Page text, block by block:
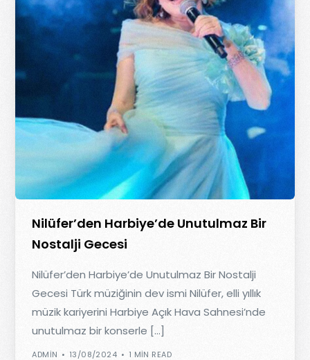
Nilüfer’den Harbiye’de Unutulmaz Bir
Nostalji Gecesi
Nilüfer’den Harbiye’de Unutulmaz Bir Nostalji
Gecesi Türk müziğinin dev ismi Nilüfer, elli yıllık
müzik kariyerini Harbiye Açık Hava Sahnesi’nde
unutulmaz bir konserle […]
ADMIN 13/08/2024 1 MIN READ
YENİ